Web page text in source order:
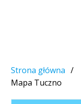
Strona główna
Mapa Tuczno